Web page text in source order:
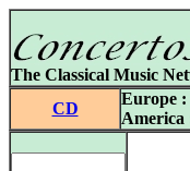
The Classical Music
CD
Europe :
America